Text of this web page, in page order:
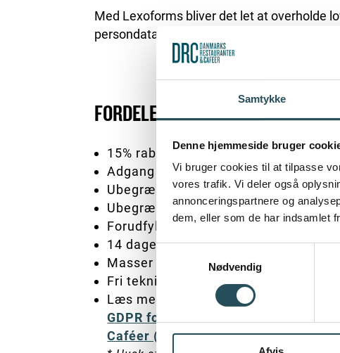
Samtykke
Denne hjemmeside bruger
Vi bruger cookies til at tilpasse
vores trafik. Vi deler også
annonceringspartnere og
dem, eller som de har indsamlet
Nødvendig
Med Lexoforms bliver det let at overholde
persondata, I har på gæster, ansatte og
FORDELE SOM DRC-MEDLEM
15% rabat på abonnement
Adgang til alle moduler
Ubegrænset antal brugere
Ubegrænset antal behandlinger af
Forudfyldte standardtekster
14 dages gratis prøveperiode
Masser af hjælpevideoer
Fri teknisk support
Læs mere om aftalen og prøv
GDPR for medlemmer af DRC
Caféer (lexoforms.com)